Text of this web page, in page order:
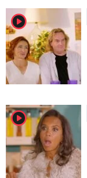
player2
player2